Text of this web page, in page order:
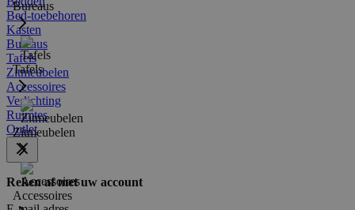
Bureaus
Tafels
Zitmeubelen
Accessoires
Bed-toebehoren
Kasten
Bureaus
Tafels
Zitmeubelen
Accessoires
Verlichting
Ruimtes
Outlet
Reken af met uw account